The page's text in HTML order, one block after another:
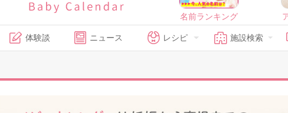
名前ランキング
体験談 ニュース レシピ 施設検索